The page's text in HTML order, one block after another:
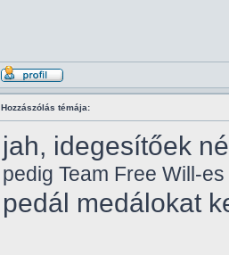
Hozzászólás témája:
jah, idegesítőek
pedig Team Free Will-
pedál medálokat